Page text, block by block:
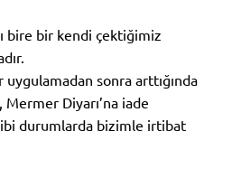
bire bir kendi çektiğimiz
uygulamadan sonra arttığında
Mermer Diyarı’na iade
durumlarda bizimle irtibat